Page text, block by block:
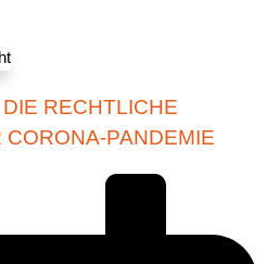
RECHTLICHE
PANDEMIE